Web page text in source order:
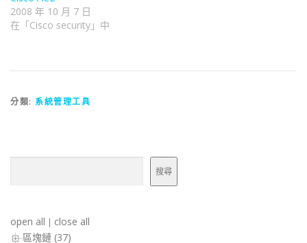
2008 年 10 月 7 日
在「Cisco security」中
分類: 系統管理工具
搜尋
open all | close all
區塊鏈 (37)